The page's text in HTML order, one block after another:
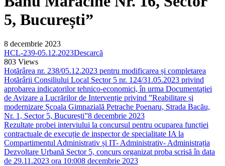
5, București”
8 decembrie 2023
HCL-239-05.12.2023Descarcă
803 Views
Hotărârea nr. 238/05.12.2023 pentru modificarea și completarea
Hotărârii Consiliului Local Sector 5 nr. 124/31.05.2023 privind
aprobarea indicatorilor tehnico-economici, în urma Documentației
de Avizare a Lucrărilor de Intervenție privind ”Reabilitare și
modernizare Școala Gimnazială Petrache Poenaru, Strada Bacău,
Nr. 1, Sector 5, București”8 decembrie 2023
Rezultate probei interviului la concursul pentru ocuparea funcției
contractuale de execuție de inspector de specialitate IA la
Compartimentul Administrativ și IT- Administrativ- Administrația
Dezvoltare Urbană Sector 5, concurs organizat proba scrisă în data
de 29.11.2023 ora 10:008 decembrie 2023